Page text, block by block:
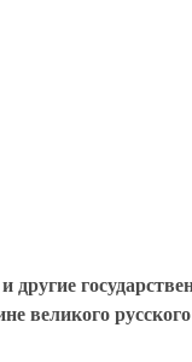
великого